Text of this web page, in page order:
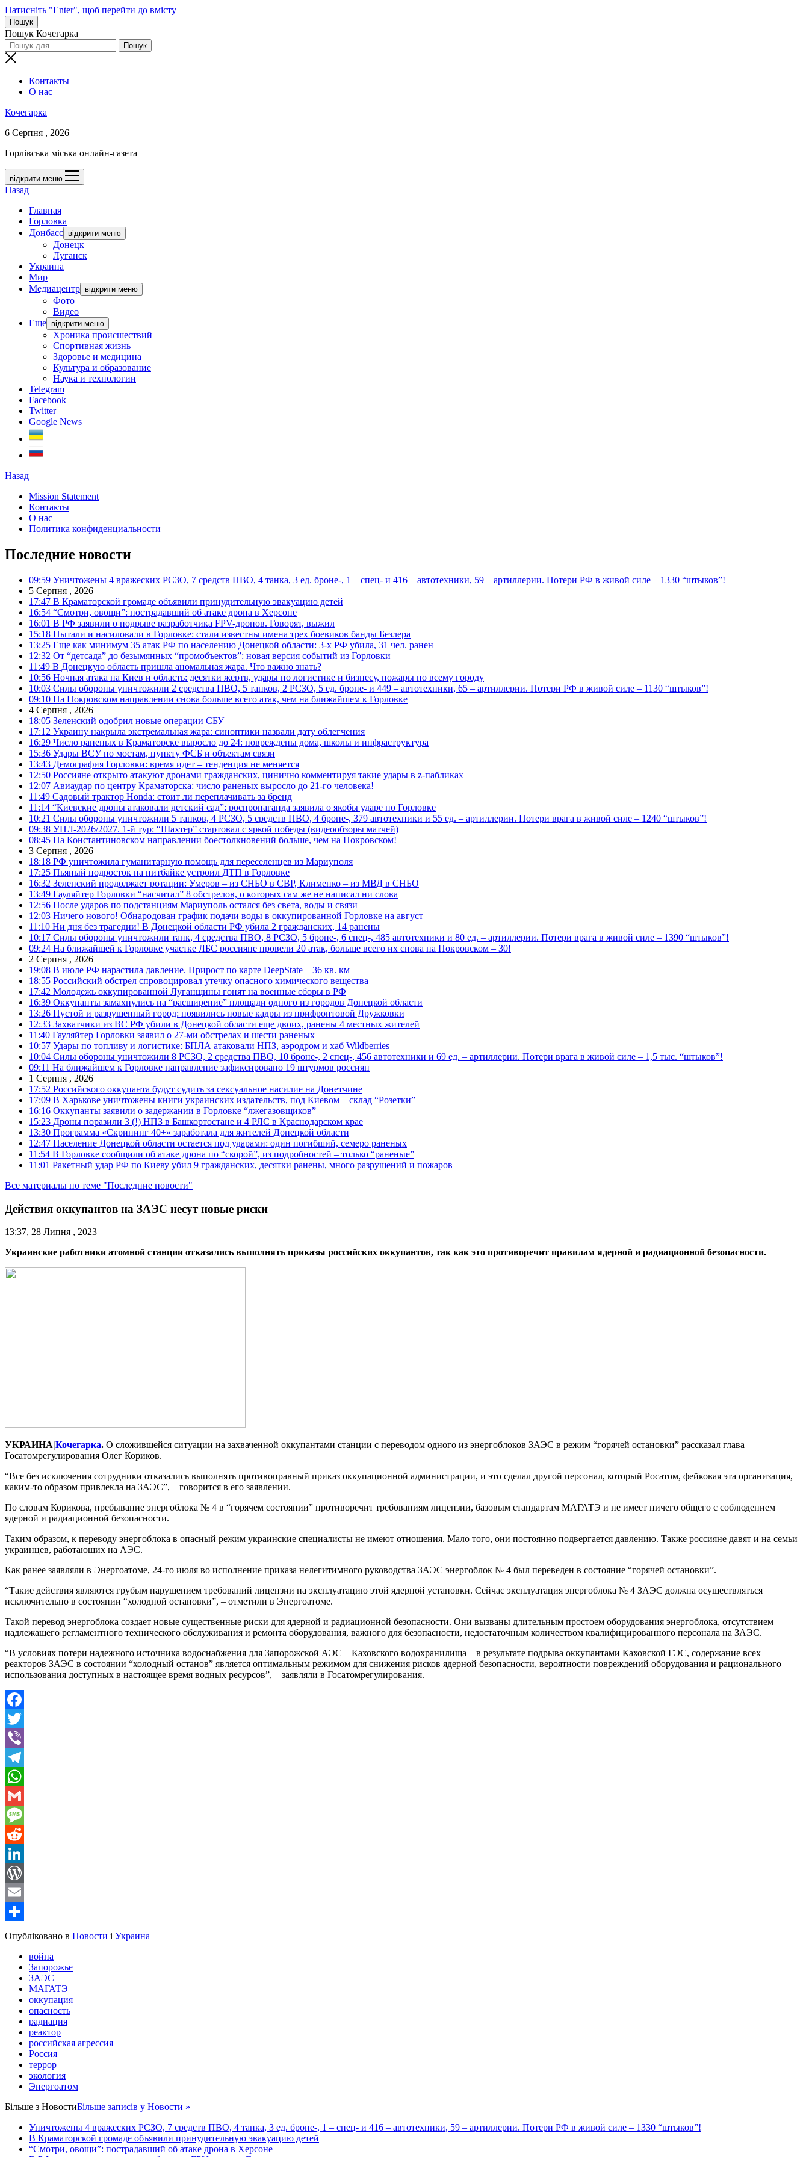
Натисніть "Enter", щоб перейти до вмісту
Пошук
Пошук Кочегарка
Контакты
О нас
Кочегарка
6 Серпня , 2026
Горлівська міська онлайн-газета
відкрити меню
Назад
Главная
Горловка
Донбасс відкрити меню
Донецк
Луганск
Украина
Мир
Медиацентр відкрити меню
Фото
Видео
Еще відкрити меню
Хроника происшествий
Спортивная жизнь
Здоровье и медицина
Культура и образование
Наука и технологии
Telegram
Facebook
Twitter
Google News
Назад
Mission Statement
Контакты
О нас
Политика конфиденциальности
Последние новости
09:59 Уничтожены 4 вражеских РСЗО, 7 средств ПВО, 4 танка, 3 ед. броне-, 1 – спец- и 416 – автотехники, 59 – артиллерии. Потери РФ в живой силе – 1330 “штыков”!
5 Серпня , 2026
17:47 В Краматорской громаде объявили принудительную эвакуацию детей
16:54 “Смотри, овощи”: пострадавший об атаке дрона в Херсоне
16:01 В РФ заявили о подрыве разработчика FPV-дронов. Говорят, выжил
15:18 Пытали и насиловали в Горловке: стали известны имена трех боевиков банды Безлера
13:25 Еще как минимум 35 атак РФ по населению Донецкой области: 3-х РФ убила, 31 чел. ранен
12:32 От “детсада” до безымянных “промобъектов”: новая версия событий из Горловки
11:49 В Донецкую область пришла аномальная жара. Что важно знать?
10:56 Ночная атака на Киев и область: десятки жертв, удары по логистике и бизнесу, пожары по всему городу
10:03 Силы обороны уничтожили 2 средства ПВО, 5 танков, 2 РСЗО, 5 ед. броне- и 449 – автотехники, 65 – артиллерии. Потери РФ в живой силе – 1130 “штыков”!
09:10 На Покровском направлении снова больше всего атак, чем на ближайшем к Горловке
4 Серпня , 2026
18:05 Зеленский одобрил новые операции СБУ
17:12 Украину накрыла экстремальная жара: синоптики назвали дату облегчения
16:29 Число раненых в Краматорске выросло до 24: повреждены дома, школы и инфраструктура
15:36 Удары ВСУ по мостам, пункту ФСБ и объектам связи
13:43 Демография Горловки: время идет – тенденция не меняется
12:50 Россияне открыто атакуют дронами гражданских, цинично комментируя такие удары в z-пабликах
12:07 Авиаудар по центру Краматорска: число раненых выросло до 21-го человека!
11:49 Садовый трактор Honda: стоит ли переплачивать за бренд
11:14 “Киевские дроны атаковали детский сад”: роспропаганда заявила о якобы ударе по Горловке
10:21 Силы обороны уничтожили 5 танков, 4 РСЗО, 5 средств ПВО, 4 броне-, 379 автотехники и 55 ед. – артиллерии. Потери врага в живой силе – 1240 “штыков”!
09:38 УПЛ-2026/2027. 1-й тур: “Шахтер” стартовал с яркой победы (видеообзоры матчей)
08:45 На Константиновском направлении боестолкновений больше, чем на Покровском!
3 Серпня , 2026
18:18 РФ уничтожила гуманитарную помощь для переселенцев из Мариуполя
17:25 Пьяный подросток на питбайке устроил ДТП в Горловке
16:32 Зеленский продолжает ротации: Умеров – из СНБО в СВР, Клименко – из МВД в СНБО
13:49 Гауляйтер Горловки “насчитал” 8 обстрелов, о которых сам же не написал ни слова
12:56 После ударов по подстанциям Мариуполь остался без света, воды и связи
12:03 Ничего нового! Обнародован график подачи воды в оккупированной Горловке на август
11:10 Ни дня без трагедии! В Донецкой области РФ убила 2 гражданских, 14 ранены
10:17 Силы обороны уничтожили танк, 4 средства ПВО, 8 РСЗО, 5 броне-, 6 спец-, 485 автотехники и 80 ед. – артиллерии. Потери врага в живой силе – 1390 “штыков”!
09:24 На ближайшей к Горловке участке ЛБС россияне провели 20 атак, больше всего их снова на Покровском – 30!
2 Серпня , 2026
19:08 В июле РФ нарастила давление. Прирост по карте DeepState – 36 кв. км
18:55 Российский обстрел спровоцировал утечку опасного химического вещества
17:42 Молодежь оккупированной Луганщины гонят на военные сборы в РФ
16:39 Оккупанты замахнулись на “расширение” площади одного из городов Донецкой области
13:26 Пустой и разрушенный город: появились новые кадры из прифронтовой Дружковки
12:33 Захватчики из ВС РФ убили в Донецкой области еще двоих, ранены 4 местных жителей
11:40 Гауляйтер Горловки заявил о 27-ми обстрелах и шести раненых
10:57 Удары по топливу и логистике: БПЛА атаковали НПЗ, аэродром и хаб Wildberries
10:04 Силы обороны уничтожили 8 РСЗО, 2 средства ПВО, 10 броне-, 2 спец-, 456 автотехники и 69 ед. – артиллерии. Потери врага в живой силе – 1,5 тыс. “штыков”!
09:11 На ближайшем к Горловке направление зафиксировано 19 штурмов россиян
1 Серпня , 2026
17:52 Российского оккупанта будут судить за сексуальное насилие на Донетчине
17:09 В Харькове уничтожены книги украинских издательств, под Киевом – склад “Розетки”
16:16 Оккупанты заявили о задержании в Горловке “лжегазовщиков”
15:23 Дроны поразили 3 (!) НПЗ в Башкортостане и 4 РЛС в Краснодарском крае
13:30 Программа «Скрининг 40+» заработала для жителей Донецкой области
12:47 Население Донецкой области остается под ударами: один погибший, семеро раненых
11:54 В Горловке сообщили об атаке дрона по “скорой”, из подробностей – только “раненые”
11:01 Ракетный удар РФ по Киеву убил 9 гражданских, десятки ранены, много разрушений и пожаров
Все материалы по теме "Последние новости"
Действия оккупантов на ЗАЭС несут новые риски
13:37, 28 Липня , 2023
Украинские работники атомной станции отказались выполнять приказы российских оккупантов, так как это противоречит правилам ядерной и радиационной безопасности.
УКРАИНА|Кочегарка. О сложившейся ситуации на захваченной оккупантами станции с переводом одного из энергоблоков ЗАЭС в режим “горячей остановки” рассказал глава
Госатомрегулирования Олег Кориков.
“Все без исключения сотрудники отказались выполнять противоправный приказ оккупационной администрации, и это сделал другой персонал, который Росатом, фейковая эта организация,
каким-то образом привлекла на ЗАЭС”, – говорится в его заявлении.
По словам Корикова, пребывание энергоблока № 4 в “горячем состоянии” противоречит требованиям лицензии, базовым стандартам МАГАТЭ и не имеет ничего общего с соблюдением
ядерной и радиационной безопасности.
Таким образом, к переводу энергоблока в опасный режим украинские специалисты не имеют отношения. Мало того, они постоянно подвергается давлению. Также россияне давят и на семьи
украинцев, работающих на АЭС.
Как ранее заявляли в Энергоатоме, 24-го июля во исполнение приказа нелегитимного руководства ЗАЭС энергоблок № 4 был переведен в состояние “горячей остановки”.
“Такие действия являются грубым нарушением требований лицензии на эксплуатацию этой ядерной установки. Сейчас эксплуатация энергоблока № 4 ЗАЭС должна осуществляться
исключительно в состоянии “холодной остановки”, – отметили в Энергоатоме.
Такой перевод энергоблока создает новые существенные риски для ядерной и радиационной безопасности. Они вызваны длительным простоем оборудования энергоблока, отсутствием
надлежащего регламентного технического обслуживания и ремонта оборудования, важного для безопасности, недостаточным количеством квалифицированного персонала на ЗАЭС.
“В условиях потери надежного источника водоснабжения для Запорожской АЭС – Каховского водохранилища – в результате подрыва оккупантами Каховской ГЭС, содержание всех
реакторов ЗАЭС в состоянии “холодный останов” является оптимальным режимом для снижения рисков ядерной безопасности, вероятности повреждений оборудования и рационального
использования доступных в настоящее время водных ресурсов”, – заявляли в Госатомрегулирования.
Facebook
Twitter
Viber
Telegram
WhatsApp
Gmail
Message
Reddit
LinkedIn
WordPress
Email
Share
Опубліковано в Новости і Украина
война
Запорожье
ЗАЭС
МАГАТЭ
оккупация
опасность
радиация
реактор
российская агрессия
Россия
террор
экология
Энергоатом
Більше з НовостиБільше записів у Новости »
Уничтожены 4 вражеских РСЗО, 7 средств ПВО, 4 танка, 3 ед. броне-, 1 – спец- и 416 – автотехники, 59 – артиллерии. Потери РФ в живой силе – 1330 “штыков”!
В Краматорской громаде объявили принудительную эвакуацию детей
“Смотри, овощи”: пострадавший об атаке дрона в Херсоне